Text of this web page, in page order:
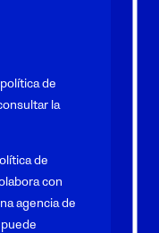
de
la
de
con
agencia de